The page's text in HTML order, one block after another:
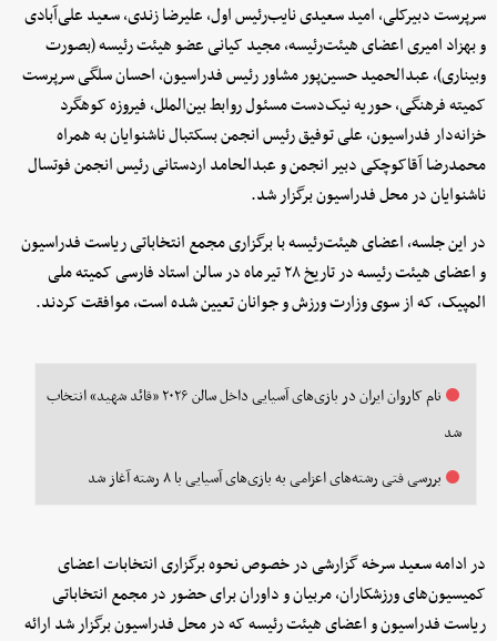
سرپرست دبیرکلی، امید سعیدی نایب‌رئیس اول، علیرضا زندی، سعید علی‌آبادی
و بهزاد امیری اعضای هیئت‌رئیسه، مجید کیانی عضو هیئت رئیسه (بصورت
وبیناری)، عبدالحمید حسین‌پور مشاور رئیس فدراسیون، احسان سلگی سرپرست
کمیته فرهنگی، حوریه نیک‌دست مسئول روابط بین‌الملل، فیروزه کوهگرد
خزانه‌دار فدراسیون، علی توفیق رئیس انجمن بسکتبال ناشنوایان به همراه
محمدرضا آقاکوچکی دبیر انجمن و عبدالحامد اردستانی رئیس انجمن فوتسال
ناشنوایان در محل فدراسیون برگزار شد.
در این جلسه، اعضای هیئت‌رئیسه با برگزاری مجمع انتخاباتی ریاست فدراسیون
و اعضای هیئت رئیسه در تاریخ ۲۸ تیرماه در سالن استاد فارسی کمیته ملی
المپیک، که از سوی وزارت ورزش و جوانان تعیین شده است، موافقت کردند.
نام کاروان ایران در بازی‌های آسیایی داخل سالن ۲۰۲۶ «قائد شهید» انتخاب
شد
بررسی فتی رشته‌های اعزامی به بازی‌های آسیایی با ۸ رشته آغاز شد
در ادامه سعید سرخه گزارشی در خصوص نحوه برگزاری انتخابات اعضای
کمیسیون‌های ورزشکاران، مربیان و داوران برای حضور در مجمع انتخاباتی
ریاست فدراسیون و اعضای هیئت رئیسه که در محل فدراسیون برگزار شد ارائه